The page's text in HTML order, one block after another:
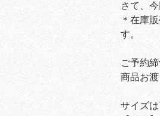
さて、
＊在庫
す。
ご予約
商品お
サイズ